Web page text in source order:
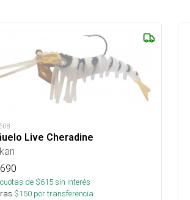
Live Cheradine
cuotas de $615sin interés
$150 por transferencia.